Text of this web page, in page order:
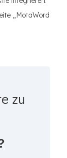
„MotaWord
zu